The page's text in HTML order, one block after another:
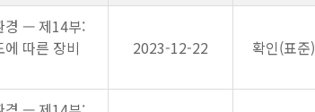
경 — 제14부:
따른 장비
2023-12-22 확인(표준)